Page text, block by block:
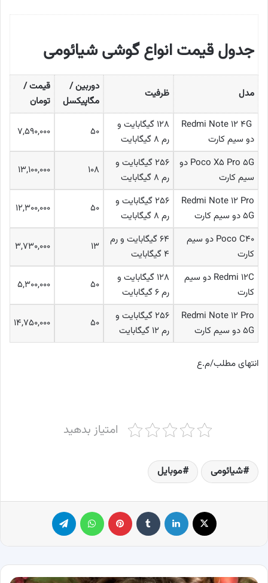
جدول قیمت انواع گوشی شیائومی
مدل ظرفیت
دوربین /
مگاپیکسل
قیمت /
تومان
Redmi Note ۱۲ ۴G
دو سیم کارت
۱۲۸ گیگابایت و
رم ۸ گیگابایت
۵۰ ۷,۵۹۰,۰۰۰
Poco X۵ Pro ۵G دو
سیم کارت
۲۵۶ گیگابایت و
رم ۸ گیگابایت
۱۰۸ ۱۳,۱۰۰,۰۰۰
Redmi Note ۱۲ Pro
۵G دو سیم کارت
۲۵۶ گیگابایت و
رم ۸ گیگابایت
۵۰ ۱۲,۳۰۰,۰۰۰
Poco C۴۰ دو سیم
کارت
۶۴ گیگابایت و رم
۴ گیگابایت
۱۳ ۳,۷۳۰,۰۰۰
Redmi ۱۲C دو سیم
کارت
۱۲۸ گیگابایت و
رم ۶ گیگابایت
۵۰ ۵,۳۰۰,۰۰۰
Redmi Note ۱۲ Pro
۵G دو سیم کارت
۲۵۶ گیگابایت و
رم ۱۲ گیگابایت
۵۰ ۱۴,۷۵۰,۰۰۰
انتهای مطلب/م.ع
امتیاز بدهید
شیائومی موبایل
لینکدین ‫تامبلر پینترست